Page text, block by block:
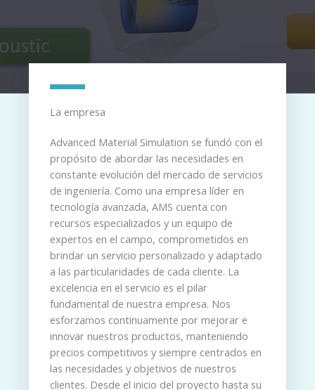
La empresa
Advanced Material Simulation se fundó con el
propósito de abordar las necesidades en
constante evolución del mercado de servicios
de ingeniería. Como una empresa líder en
tecnología avanzada, AMS cuenta con
recursos especializados y un equipo de
expertos en el campo, comprometidos en
brindar un servicio personalizado y adaptado
a las particularidades de cada cliente. La
excelencia en el servicio es el pilar
fundamental de nuestra empresa. Nos
esforzamos continuamente por mejorar e
innovar nuestros productos, manteniendo
precios competitivos y siempre centrados en
las necesidades y objetivos de nuestros
clientes. Desde el inicio del proyecto hasta su